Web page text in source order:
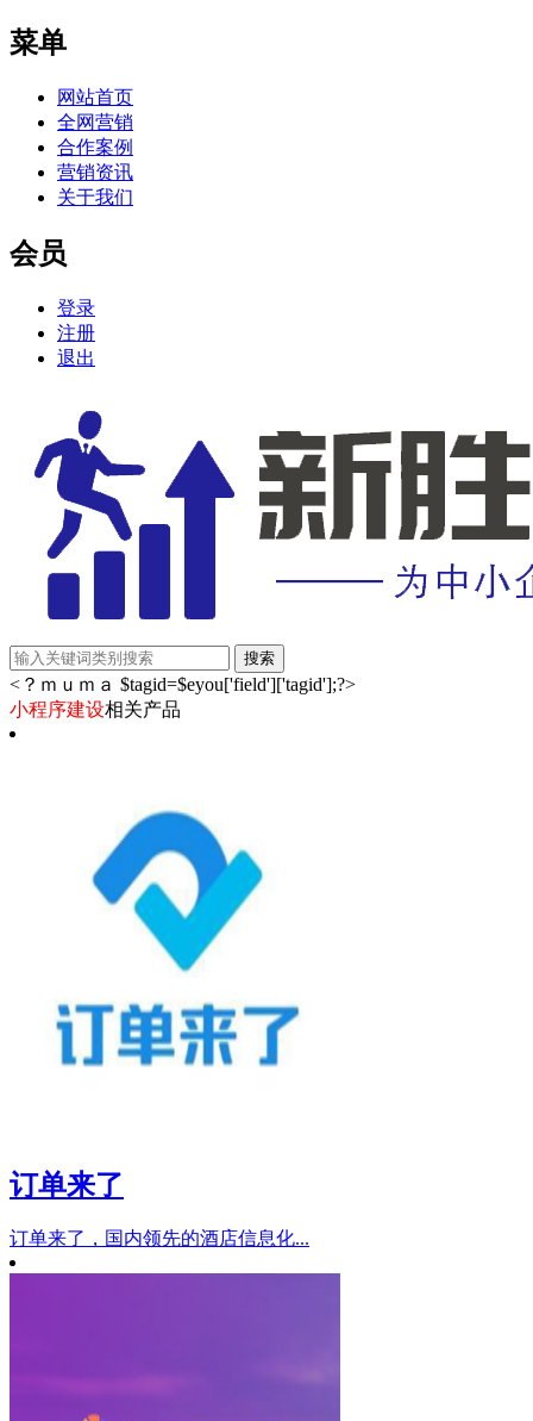
菜单
网站首页
全网营销
合作案例
营销资讯
关于我们
会员
登录
注册
退出
<？ｍｕｍａ $tagid=$eyou['field']['tagid'];?>
小程序建设相关产品
订单来了
订单来了，国内领先的酒店信息化...